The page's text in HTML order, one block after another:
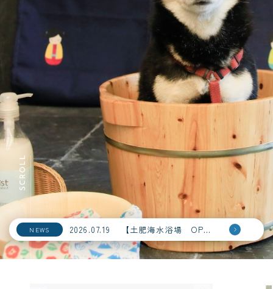
NEWS 2026.07.19 【土肥海水浴場 OPEＮ！】